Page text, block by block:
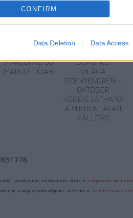
CONFIRM
Data Deletion Data Access
ERDŐ VAN
MARCSI AZ ÚJ
MARGÓ-DÍJAS
KRASZNAHORKAI
DÍJAS ÍRÓ
VILÁGA
SZENTENDRÉN –
OKTÓBER
VÉGÉIG LÁTHATÓ
A MINDUNTALAN
KIÁLLÍTÁS
tartalomnak minősülnek, értük a szolgáltatás technikai
a blog szerkesztőjéhez. Részletek a Felhasználási